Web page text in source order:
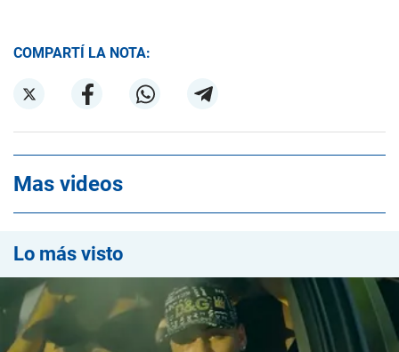
COMPARTÍ LA NOTA:
Mas videos
Lo más visto